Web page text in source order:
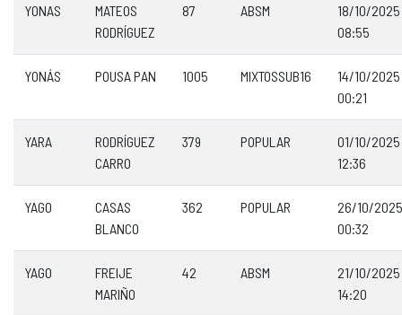
YONAS
MATEOS
RODRÍGUEZ
87 ABSM
18/10/2025
08:55
YONÁS POUSA PAN 1005 MIXTOSSUB16
14/10/2025
00:21
YARA
RODRÍGUEZ
CARRO
379 POPULAR
01/10/2025
12:36
YAGO
CASAS
BLANCO
362 POPULAR
26/10/2025
00:32
YAGO
FREIJE
MARIÑO
42 ABSM
21/10/2025
14:20